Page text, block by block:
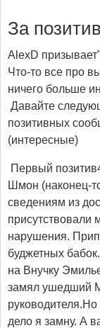
За
AlexD
Что-то все про
ничего больше
Давайте
позитивных
(интересные)
Первый
Шмон (наконец-
сведениям из
присутствовали
нарушения.
буджетных
на Внучку
замял ушедший
дело я замну. А